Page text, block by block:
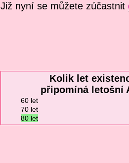
Již nyní se můžete zúčastnit
Kolik let
připomíná letošní
60 let
70 let
80 let